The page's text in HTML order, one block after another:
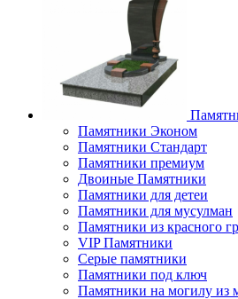
Памятники Эконом
Памятники Стандарт
Памятники премиум
Двоиные Памятники
Памятники для детеи
Памятники для мусулман
Памятники из красного
VIP Памятники
Серые памятники
Памятники под ключ
Памятники на могилу из